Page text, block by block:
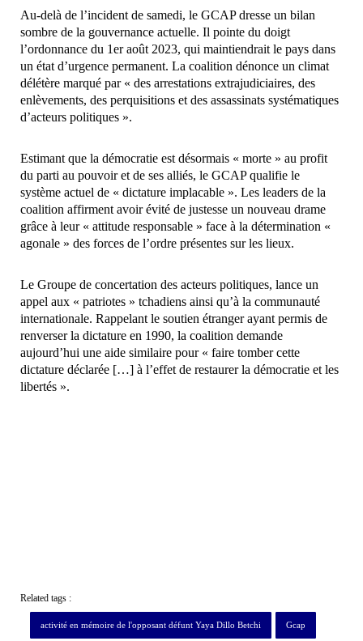
Au-delà de l’incident de samedi, le GCAP dresse un bilan
sombre de la gouvernance actuelle. Il pointe du doigt
l’ordonnance du 1er août 2023, qui maintiendrait le pays dans
un état d’urgence permanent. La coalition dénonce un climat
délétère marqué par « des arrestations extrajudiciaires, des
enlèvements, des perquisitions et des assassinats systématiques
d’acteurs politiques ».
Estimant que la démocratie est désormais « morte » au profit
du parti au pouvoir et de ses alliés, le GCAP qualifie le
système actuel de « dictature implacable ». Les leaders de la
coalition affirment avoir évité de justesse un nouveau drame
grâce à leur « attitude responsable » face à la détermination «
agonale » des forces de l’ordre présentes sur les lieux.
Le Groupe de concertation des acteurs politiques, lance un
appel aux « patriotes » tchadiens ainsi qu’à la communauté
internationale. Rappelant le soutien étranger ayant permis de
renverser la dictature en 1990, la coalition demande
aujourd’hui une aide similaire pour « faire tomber cette
dictature déclarée […] à l’effet de restaurer la démocratie et les
libertés ».
Related tags :
activité en mémoire de l'opposant défunt Yaya Dillo Betchi Gcap